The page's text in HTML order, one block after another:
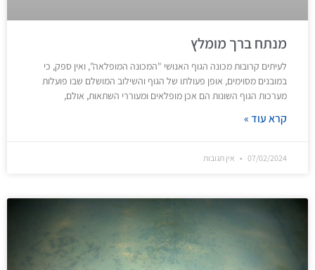
מנתח ברך מומלץ
לעיתים קרובות מכונה הגוף האנושי "המכונה המופלאה", ואין ספק, כי
במובנים מסוימים, אופן פעולתו של הגוף והשילוב המושלם שבו פועלות
מערכות הגוף השונות הם אכן מופלאים ומעוררי השתאות, אולם,
קרא עוד »
07/02/2024 אין תגובות